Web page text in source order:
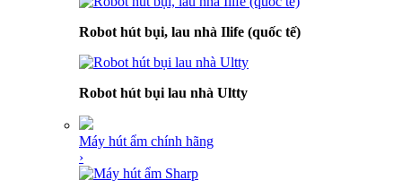
Robot hút bụi, lau nhà Ilife (quốc tế)
Robot hút bụi lau nhà Ultty
Máy hút ẩm chính hãng
›